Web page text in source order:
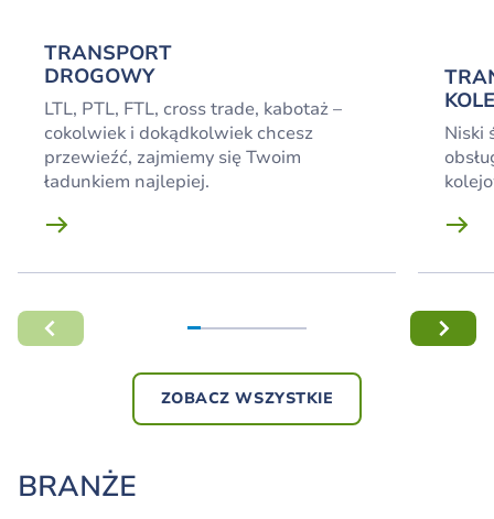
TRANSPORT
DROGOWY
LTL, PTL, FTL, cross trade, kabotaż –
cokolwiek i dokądkolwiek chcesz
przewieźć, zajmiemy się Twoim
ładunkiem najlepiej.
Niski
ZOBACZ WSZYSTKIE
BRANŻE